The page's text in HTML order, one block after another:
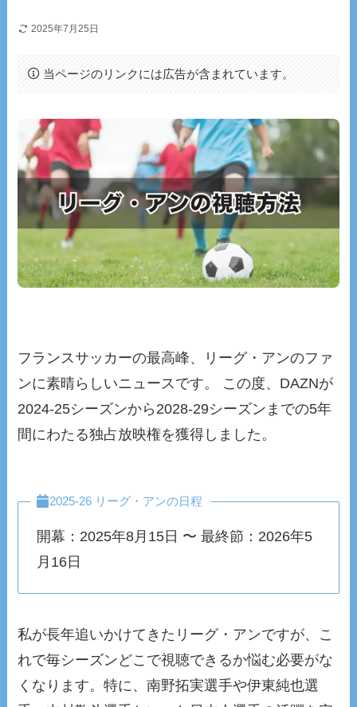
2025年7月25日
当ページのリンクには広告が含まれています。
フランスサッカーの最高峰、リーグ・アンのファ
ンに素晴らしいニュースです。 この度、DAZNが
2024-25シーズンから2028-29シーズンまでの5年
間にわたる独占放映権を獲得しました。
2025-26 リーグ・アンの日程
開幕：2025年8月15日 〜 最終節：2026年5
月16日
私が長年追いかけてきたリーグ・アンですが、こ
れで毎シーズンどこで視聴できるか悩む必要がな
くなります。特に、南野拓実選手や伊東純也選